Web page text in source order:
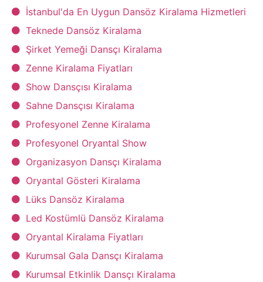
İstanbul'da En Uygun Dansöz Kiralama Hizmetleri
Teknede Dansöz Kiralama
Şirket Yemeği Dansçı Kiralama
Zenne Kiralama Fiyatları
Show Dansçısı Kiralama
Sahne Dansçısı Kiralama
Profesyonel Zenne Kiralama
Profesyonel Oryantal Show
Organizasyon Dansçı Kiralama
Oryantal Gösteri Kiralama
Lüks Dansöz Kiralama
Led Kostümlü Dansöz Kiralama
Oryantal Kiralama Fiyatları
Kurumsal Gala Dansçı Kiralama
Kurumsal Etkinlik Dansçı Kiralama